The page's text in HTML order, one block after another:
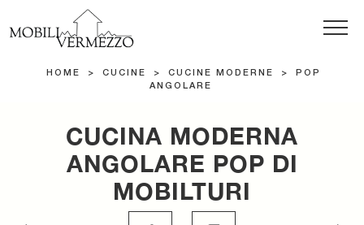
HOME > CUCINE > CUCINE MODERNE >
POP
ANGOLARE
CUCINA MODERNA
ANGOLARE POP DI
MOBILTURI